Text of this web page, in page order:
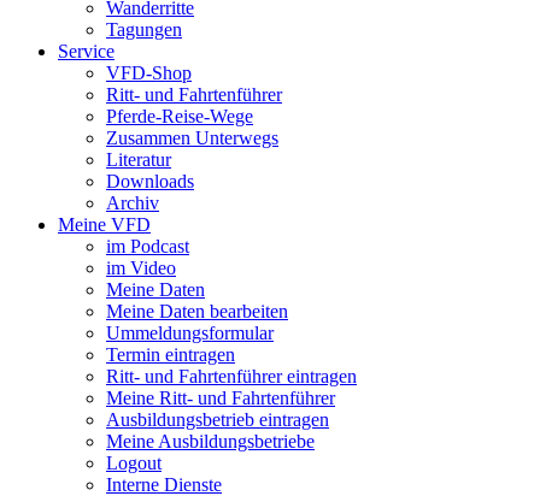
Wanderritte
Tagungen
Service
VFD-Shop
Ritt- und Fahrtenführer
Pferde-Reise-Wege
Zusammen Unterwegs
Literatur
Downloads
Archiv
Meine VFD
im Podcast
im Video
Meine Daten
Meine Daten bearbeiten
Ummeldungsformular
Termin eintragen
Ritt- und Fahrtenführer eintragen
Meine Ritt- und Fahrtenführer
Ausbildungsbetrieb eintragen
Meine Ausbildungsbetriebe
Logout
Interne Dienste